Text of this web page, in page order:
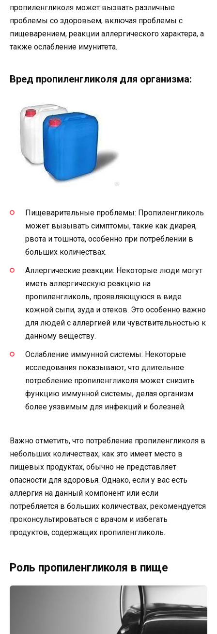
пропиленгликоля может вызвать различные
проблемы со здоровьем, включая проблемы с
пищеварением, реакции аллергического характера, а
также ослабление имунитета.
Вред пропиленгликоля для организма:
Пищеварительные проблемы: Пропиленгликоль
может вызывать симптомы, такие как диарея,
рвота и тошнота, особенно при потреблении в
больших количествах.
Аллергические реакции: Некоторые люди могут
иметь аллергическую реакцию на
пропиленгликоль, проявляющуюся в виде
кожной сыпи, зуда и отеков. Это особенно важно
для людей с аллергией или чувствительностью к
данному веществу.
Ослабление иммунной системы: Некоторые
исследования показывают, что длительное
потребление пропиленгликоля может снизить
функцию иммунной системы, делая организм
более уязвимым для инфекций и болезней.
Важно отметить, что потребление пропиленгликоля в
небольших количествах, как это имеет место в
пищевых продуктах, обычно не представляет
опасности для здоровья. Однако, если у вас есть
аллергия на данный компонент или если
потребляется в больших количествах, рекомендуется
проконсультироваться с врачом и избегать
продуктов, содержащих пропиленгликоль.
Роль пропиленгликоля в пище